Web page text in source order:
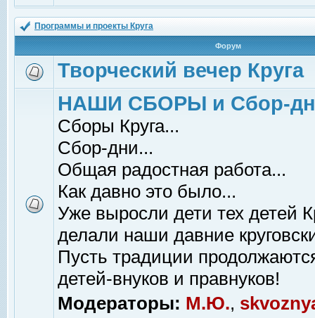
Программы и проекты Круга
Форум
Творческий вечер Круга
НАШИ СБОРЫ и Сбор-
Сборы Круга...
Сбор-дни...
Общая радостная работа...
Как давно это было...
Уже выросли дети тех детей
делали наши давние
Пусть традиции
детей-внуков и правнуков!
Модераторы: М.Ю.,